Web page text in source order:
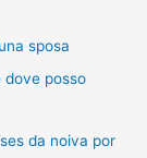
sposa
dove posso
da noiva por